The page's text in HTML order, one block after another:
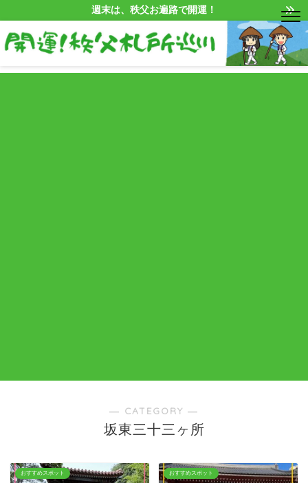
週末は、秩父お遍路で開運！
― CATEGORY ―
坂東三十三ヶ所
おすすめスポット おすすめスポット